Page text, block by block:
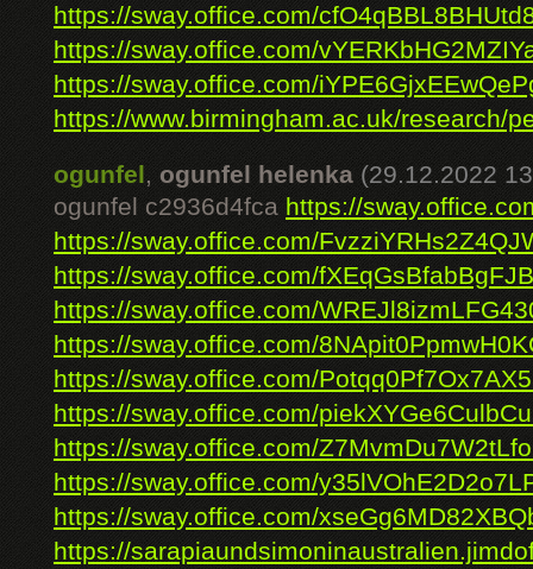
https://sway.office.com/
https://sway.office.com/
https://sway.office.com/
https://www.birmingham.ac.uk/research/
ogunfel, ogunfel helenka (29.12.2022
ogunfel c2936d4fcahttps://
https://sway.office.com/
https://sway.office.com/
https://sway.office.com/
https://sway.office.com/
https://sway.office.com/
https://sway.office.com/
https://sway.office.com/
https://sway.office.com/
https://sway.office.com/
https://